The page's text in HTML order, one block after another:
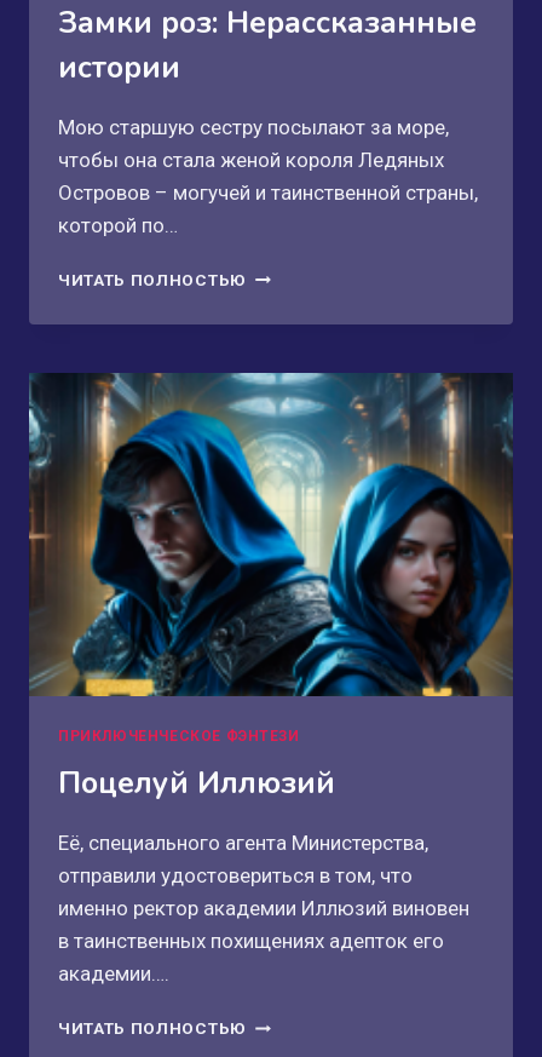
Замки роз: Нерассказанные
истории
Мою старшую сестру посылают за море,
чтобы она стала женой короля Ледяных
Островов – могучей и таинственной страны,
которой по…
ЧИТАТЬ ПОЛНОСТЬЮ ЗАМКИ
НЕРАССКАЗАННЫЕ
ПРИКЛЮЧЕНЧЕСКОЕ ФЭНТЕЗИ
Поцелуй Иллюзий
Её, специального агента Министерства,
отправили удостовериться в том, что
именно ректор академии Иллюзий виновен
в таинственных похищениях адепток его
академии….
ЧИТАТЬ ПОЛНОСТЬЮ ПОЦЕЛУЙ